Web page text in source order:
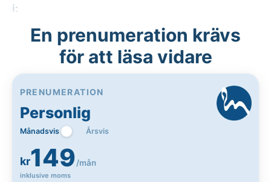
i:
En prenumeration krävs
för att läsa vidare
PRENUMERATION
Personlig
Månadsvis Årsvis
kr149/mån
inklusive moms